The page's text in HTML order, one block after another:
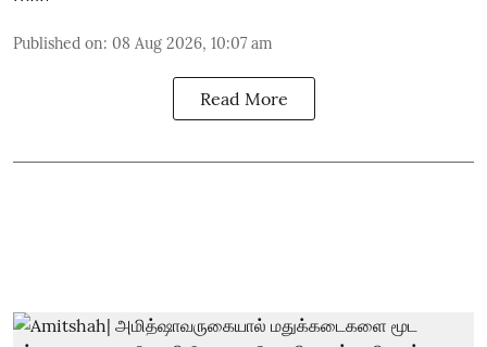
Published on: 08 Aug 2026, 10:07 am
Read More